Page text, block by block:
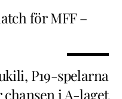
för MFF –
P19-spelarna
chansen i A-laget